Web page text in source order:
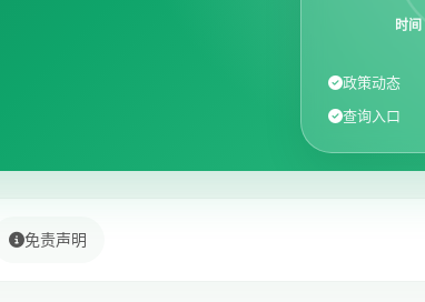
时间
政策动态
查询入口
免责声明